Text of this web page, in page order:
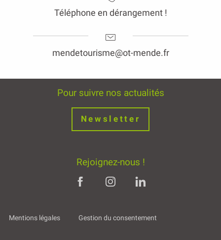
Téléphone en dérangement !
mendetourisme@ot-mende.fr
Pour suivre nos actualités
Newsletter
Rejoignez-nous !
Mentions légales Gestion du consentement